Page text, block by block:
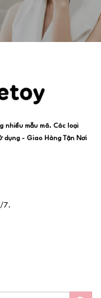
nhiều mẫu mã. Các loại
dụng - Giao Hàng Tận Nơi
7.